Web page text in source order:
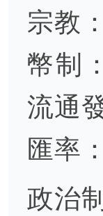
宗教
幣制
流通
匯率
政治